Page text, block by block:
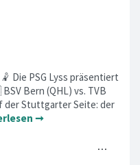
🤾 Die PSG Lyss präsentiert
Bern (QHL) vs. TVB
Stuttgarter Seite: der
➞